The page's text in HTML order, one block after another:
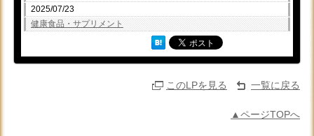
2025/07/23
健康食品・サプリメント
このLPを見る 一覧に戻る
▲ページTOPへ